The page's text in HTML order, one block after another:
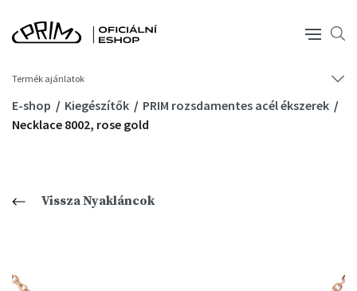
Termék ajánlatok
E-shop Kiegészítők
PRIM rozsdamentes acél ékszerek
Necklace 8002, rose gold
Vissza Nyakláncok